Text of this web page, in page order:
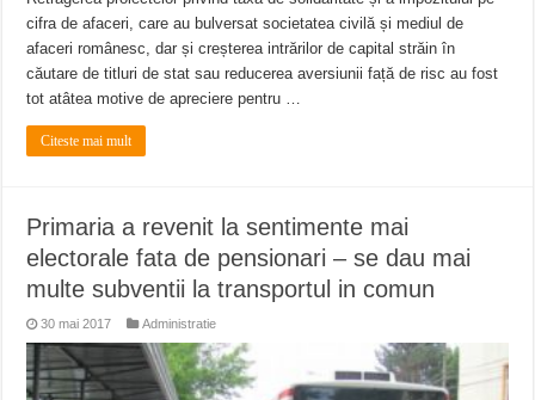
cifra de afaceri, care au bulversat societatea civilă și mediul de
afaceri românesc, dar și creșterea intrărilor de capital străin în
căutare de titluri de stat sau reducerea aversiunii față de risc au fost
tot atâtea motive de apreciere pentru …
Citeste mai mult
Primaria a revenit la sentimente mai
electorale fata de pensionari – se dau mai
multe subventii la transportul in comun
30 mai 2017 Administratie